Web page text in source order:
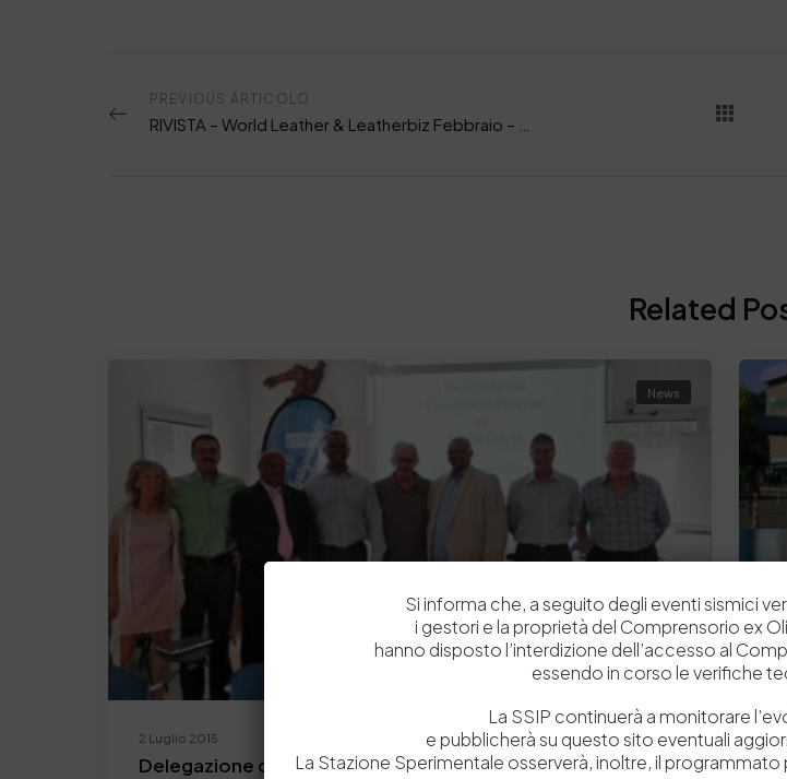
PREVIOUS ARTICOLO
Related
2 Luglio 2015
News
Delegazione del Sudafrica visita il Distretto della Pelle
2
Si informa che, a seguito degli eventi sismici
i gestori e la proprietà del Comprensorio ex
hanno disposto l’interdizione dell’accesso al
essendo in corso le verifiche
La SSIP continuerà a monitorare
e pubblicherà su questo sito eventuali
La Stazione Sperimentale osserverà, inoltre, il programmato